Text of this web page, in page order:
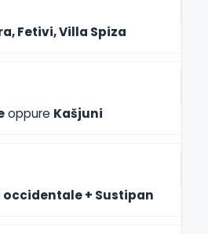
Fetivi, Villa Spiza
oppure Kašjuni
occidentale + Sustipan